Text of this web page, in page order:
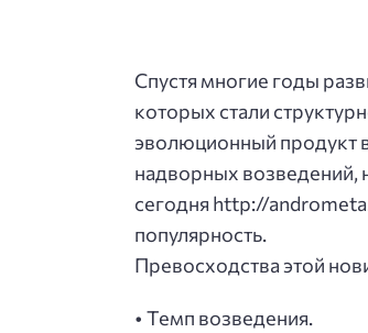
Спустя многие годы
которых стали
эволюционный продукт
надворных возведений,
сегодня http://
популярность.
Превосходства этой
• Темп возведения.